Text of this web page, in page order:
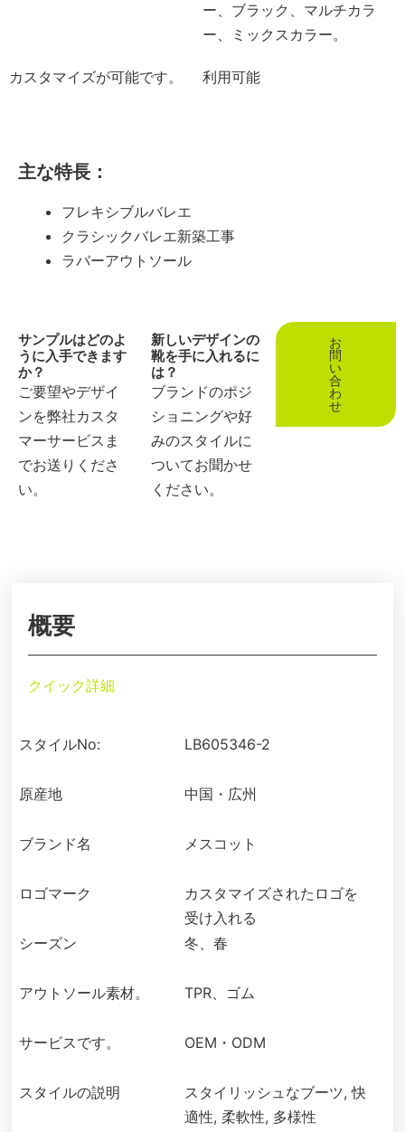
ー、ブラック、マルチカラ
ー、ミックスカラー。
カスタマイズが可能です。 利用可能
主な特長：
フレキシブルバレエ
クラシックバレエ新築工事
ラバーアウトソール
サンプルはどのよ
うに入手できます
か？
ご要望やデザイ
ンを弊社カスタ
マーサービスま
でお送りくださ
い。
新しいデザインの
靴を手に入れるに
は？
ブランドのポジ
ショニングや好
みのスタイルに
ついてお聞かせ
ください。
お
問
い
合
わ
せ
概要
クイック詳細
スタイルNo: LB605346-2
原産地 中国・広州
ブランド名 メスコット
ロゴマーク
カスタマイズされたロゴを
受け入れる
シーズン
冬、春
アウトソール素材。 TPR、ゴム
サービスです。 OEM・ODM
スタイルの説明
スタイリッシュなブーツ, 快
適性, 柔軟性, 多様性